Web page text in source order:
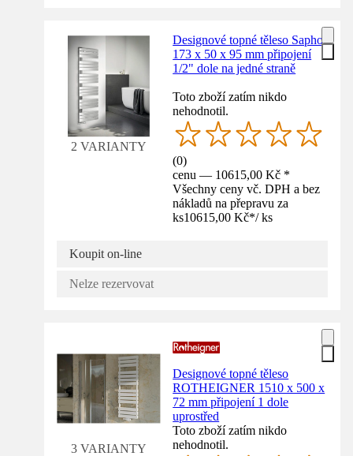
2 VARIANTY
Designové topné těleso Sapho
173 x 50 x 95 mm připojení
1/2" dole na jedné straně
Toto zboží zatím nikdo
nehodnotil.
(0)
cenu — 10615,00 Kč *
Všechny ceny vč. DPH a bez
nákladů na přepravu za
ks10615,00 Kč*/ ks
Koupit on-line
Nelze rezervovat
3 VARIANTY
Designové topné těleso
ROTHEIGNER 1510 x 500 x
72 mm připojení 1 dole
uprostřed
Toto zboží zatím nikdo
nehodnotil.